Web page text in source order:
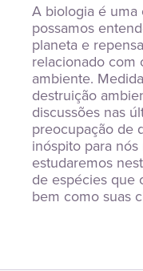
A biologia é uma
possamos
planeta e
relacionado com
ambiente.
destruição
discussões nas
preocupação de
inóspito para
estudaremos
de espécies que
bem como suas